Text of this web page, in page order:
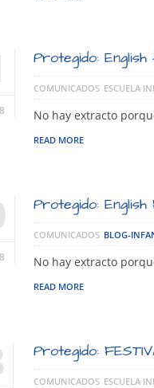
Protegido:
COMUNICADOS ESCUELA
No hay extracto
READ MORE
Protegido:
COMUNICADOS BLOG-
No hay extracto
READ MORE
Protegido:
COMUNICADOS ESCUELA